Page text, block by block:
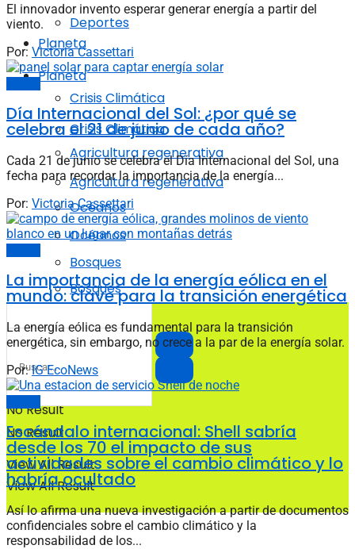
Planeta
Crisis Climática
Agricultura regenerativa
Océanos
Bosques
No Result
View All Result
Deportes
Planeta
Crisis Climática
Agricultura regenerativa
Océanos
Bosques
No Result
View All Result
El innovador invento esperar generar energía a partir del
viento.
Por: Victoria Cassettari
Día Internacional del Sol: ¿por qué se
celebra el 21 de junio de cada año?
Cada 21 de junio se celebra el Día Internacional del Sol, una
fecha para recordar la importancia de la energía...
Por: Victoria Cassettari
La importancia de la energía eólica en el
mundo: clave para la transición energética
La energía eólica es fundamental para la transición
energética, sin embargo, no crece a la par de la energía solar.
Por: IG EcoNews
Escándalo internacional: Shell sabría
desde los 70 el impacto de sus
actividades sobre el cambio climático y lo
habría ocultado
Así lo afirma una nueva investigación a partir de documentos
confidenciales sobre el cambio climático y la
responsabilidad de los...